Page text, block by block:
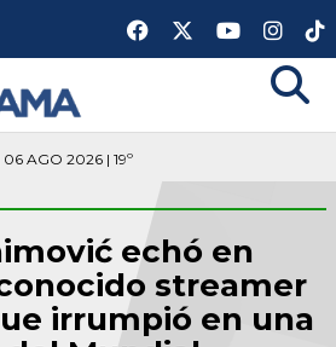
AGO 2026 | 19º
echó en
streamer
irrumpió en una